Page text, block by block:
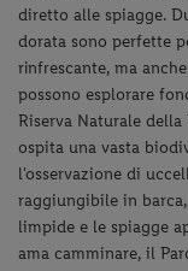
diretto alle spiagge.
dorata sono perfette
rinfrescante, ma
possono esplorare
Riserva Naturale
ospita una vasta
l'osservazione di
raggiungibile in
limpide e le spiagge
ama camminare, il